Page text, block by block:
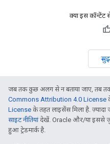
क्या इस कॉन्टेंट
जब तक कुछ अलग से न बताया जाए, तब तक
Commons Attribution 4.0 License
License के तहत लाइसेंस मिला है. ज़्यादा
साइट नीतियांदेखें. Oracle और/या इससे
हुआ ट्रेडमार्क है.